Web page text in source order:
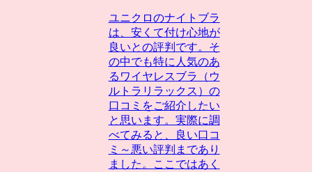
ユニクロのナイトブラ
は、安くて付け心地が
良いとの評判です。そ
の中でも特に人気のあ
るワイヤレスブラ（ウ
ルトラリラックス）の
口コミをご紹介したい
と思います。実際に調
べてみると、良い口コ
ミ～悪い評判まであり
ました。ここではあく